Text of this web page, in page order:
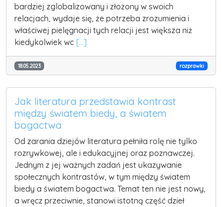
bardziej zglobalizowany i złożony w swoich
relacjach, wydaje się, że potrzeba zrozumienia i
właściwej pielęgnacji tych relacji jest większa niż
kiedykolwiek wc [...]
18.05.2023 rozprawki
Jak literatura przedstawia kontrast
między światem biedy, a światem
bogactwa
Od zarania dziejów literatura pełniła rolę nie tylko
rozrywkowej, ale i edukacyjnej oraz poznawczej.
Jednym z jej ważnych zadań jest ukazywanie
społecznych kontrastów, w tym między światem
biedy a światem bogactwa. Temat ten nie jest nowy,
a wręcz przeciwnie, stanowi istotną część dzieł